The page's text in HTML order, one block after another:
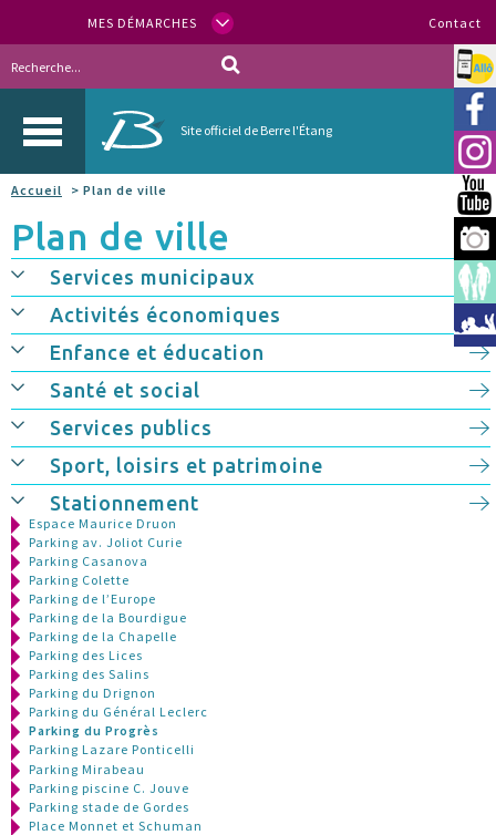
MES DÉMARCHES Contact
Site officiel de Berre l'Étang
Allo
Accueil > Plan de ville
Plan de ville
Services municipaux
Activités économiques
Enfance et éducation
Santé et social
Services publics
Sport, loisirs et patrimoine
Stationnement
Espace Maurice Druon
Parking av. Joliot Curie
Parking Casanova
Parking Colette
Parking de l’Europe
Parking de la Bourdigue
Parking de la Chapelle
Parking des Lices
Parking des Salins
Parking du Drignon
Parking du Général Leclerc
Parking du Progrès
Parking Lazare Ponticelli
Parking Mirabeau
Parking piscine C. Jouve
Parking stade de Gordes
Place Monnet et Schuman